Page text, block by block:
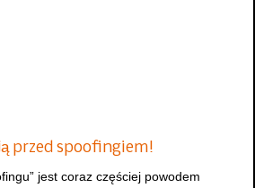
przed spoofingiem!
jest coraz częściej powodem